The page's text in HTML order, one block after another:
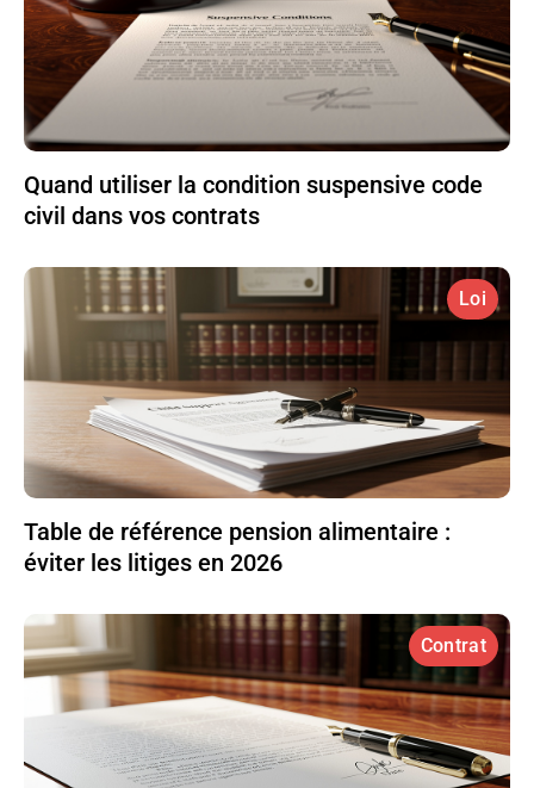
Quand utiliser la condition suspensive code
civil dans vos contrats
Loi
Table de référence pension alimentaire :
éviter les litiges en 2026
Contrat